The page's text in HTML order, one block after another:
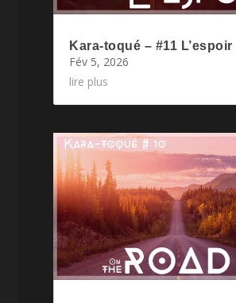
Kara-toqué – #11 L’espoir
Fév 5, 2026
lire plus